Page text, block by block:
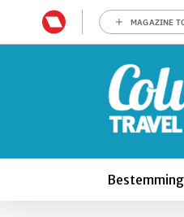
MAGAZINE